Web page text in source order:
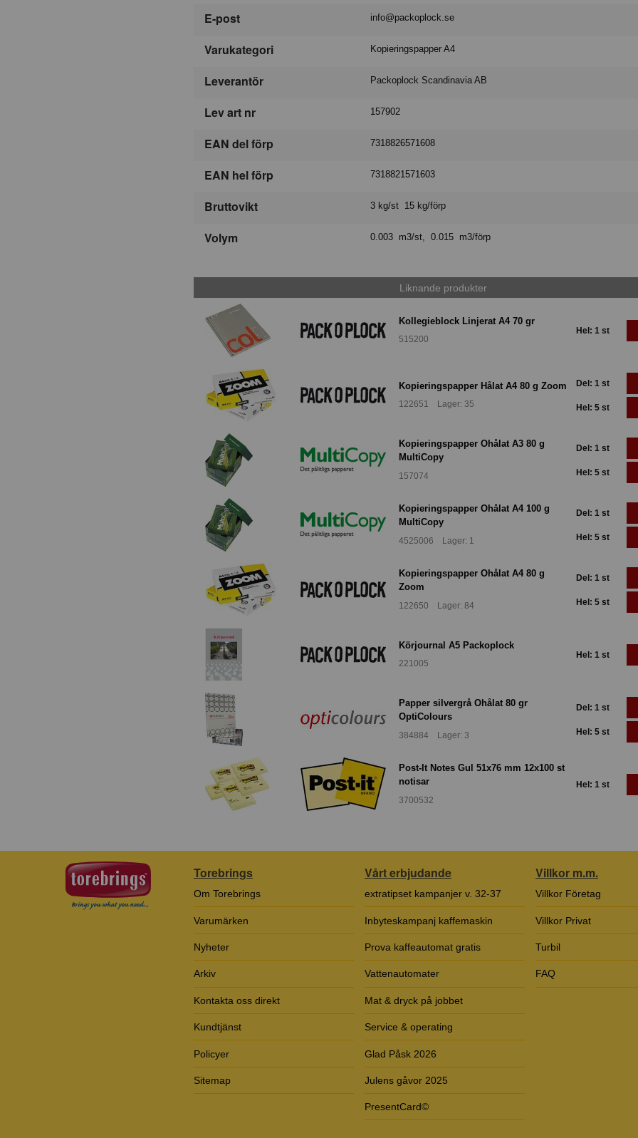
E-post info@packoplock.se
Varukategori Kopieringspapper A4
Leverantör Packoplock Scandinavia AB
Lev art nr 157902
EAN del förp 7318826571608
EAN hel förp 7318821571603
Bruttovikt 3 kg/st 15 kg/förp
Volym 0.003 m3/st, 0.015 m3/förp
Liknande produkter
Kollegieblock Linjerat A4 70 gr
515200
Hel: 1 st
Kopieringspapper Hålat A4 80 g Zoom
122651 Lager: 35
Del: 1 st
Hel: 5 st
Kopieringspapper Ohålat A3 80 g
MultiCopy
157074
Del: 1 st
Hel: 5 st
Kopieringspapper Ohålat A4 100 g
MultiCopy
4525006 Lager: 1
Del: 1 st
Hel: 5 st
Kopieringspapper Ohålat A4 80 g
Zoom
122650 Lager: 84
Del: 1 st
Hel: 5 st
Körjournal A5 Packoplock
221005
Hel: 1 st
Papper silvergrå Ohålat 80 gr
OptiColours
384884 Lager: 3
Del: 1 st
Hel: 5 st
Post-It Notes Gul 51x76 mm 12x100 st
notisar
3700532
Hel: 1 st
Torebrings
Om Torebrings
Varumärken
Nyheter
Arkiv
Kontakta oss direkt
Kundtjänst
Policyer
Sitemap
Vårt erbjudande
extratipset kampanjer v. 32-37
Inbyteskampanj kaffemaskin
Prova kaffeautomat gratis
Vattenautomater
Mat & dryck på jobbet
Service & operating
Glad Påsk 2026
Julens gåvor 2025
PresentCard©
Villkor m.m.
Villkor Företag
Villkor Privat
Turbil
FAQ